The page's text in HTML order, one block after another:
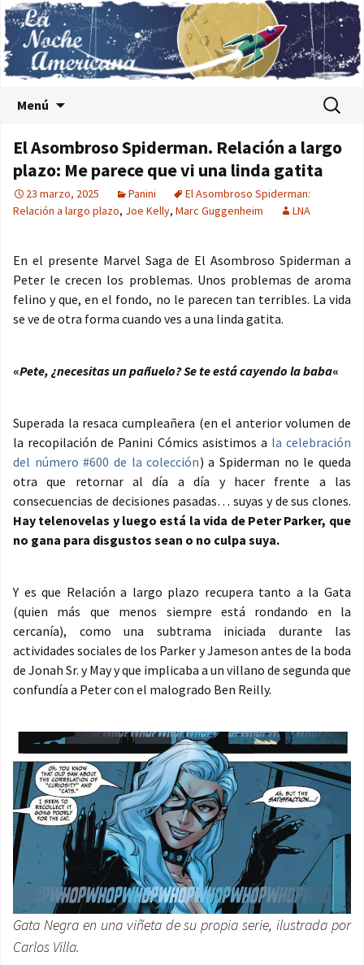
Menú Buscar:
El Asombroso Spiderman. Relación a largo
plazo: Me parece que vi una linda gatita
23 marzo, 2025 Panini
El Asombroso Spiderman:
Relación a largo plazo, Joe Kelly, Marc Guggenheim LNA
En el presente Marvel Saga de El Asombroso Spiderman a
Peter le crecen los problemas. Unos problemas de aroma
felino y que, en el fondo, no le parecen tan terribles. La vida
se ve de otra forma cuando ves a una linda gatita.
«Pete, ¿necesitas un pañuelo? Se te está cayendo la baba«
Superada la resaca cumpleañera (en el anterior volumen de
la recopilación de Panini Cómics asistimos a la celebración
del número #600 de la colección) a Spiderman no le queda
otra que retornar al día a día y hacer frente a las
consecuencias de decisiones pasadas… suyas y de sus clones.
Hay telenovelas y luego está la vida de Peter Parker, que
no gana para disgustos sean o no culpa suya.
Y es que Relación a largo plazo recupera tanto a la Gata
(quien más que menos siempre está rondando en la
cercanía), como una subtrama iniciada durante las
actividades sociales de los Parker y Jameson antes de la boda
de Jonah Sr. y May y que implicaba a un villano de segunda que
confundía a Peter con el malogrado Ben Reilly.
Gata Negra en una viñeta de su propia serie, ilustrada por
Carlos Villa.